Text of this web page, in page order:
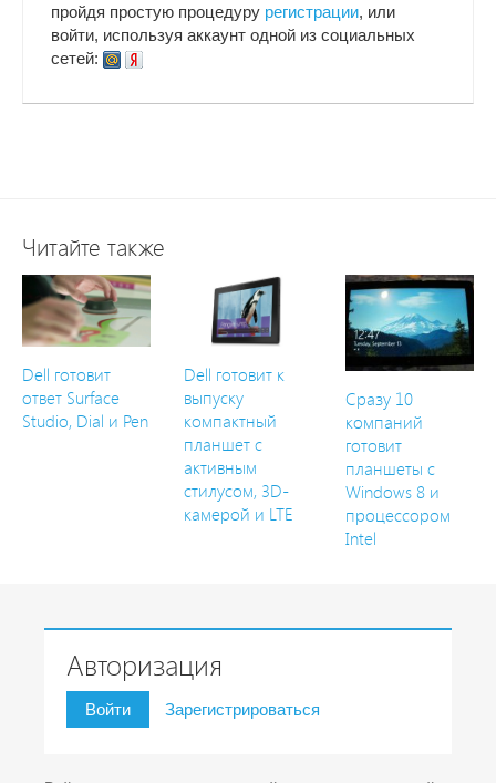
пройдя простую процедуру регистрации, или
войти, используя аккаунт одной из социальных
сетей:
Читайте также
Dell готовит
ответ Surface
Studio, Dial и Pen
Dell готовит к
выпуску
компактный
планшет с
активным
стилусом, 3D-
камерой и LTE
Сразу 10
компаний
готовит
планшеты с
Windows 8 и
процессором
Intel
Авторизация
Войти Зарегистрироваться